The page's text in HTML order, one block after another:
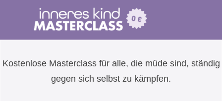
Kostenlose Masterclass für alle, die müde sind, ständig
gegen sich selbst zu kämpfen.